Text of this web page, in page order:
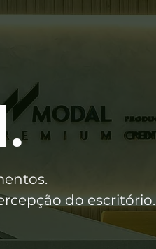
do escritório.